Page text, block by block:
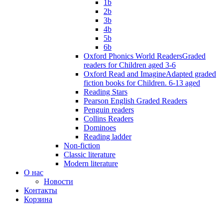
1b
2b
3b
4b
5b
6b
Oxford Phonics World ReadersGraded
readers for Children aged 3-6
Oxford Read and ImagineAdapted graded
fiction books for Children. 6-13 aged
Reading Stars
Pearson English Graded Readers
Penguin readers
Collins Readers
Dominoes
Reading ladder
Non-fiction
Classic literature
Modern literature
О нас
Новости
Контакты
Корзина